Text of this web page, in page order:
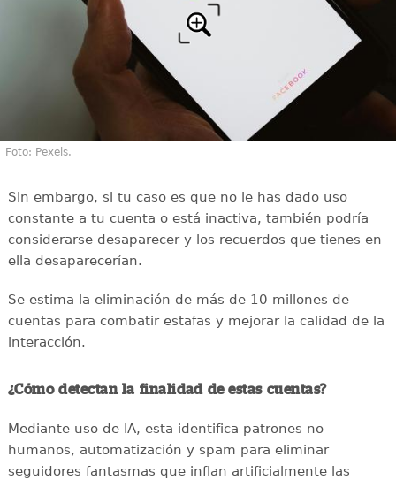
Foto: Pexels.
Sin embargo, si tu caso es que no le has dado uso
constante a tu cuenta o está inactiva, también podría
considerarse desaparecer y los recuerdos que tienes en
ella desaparecerían.
Se estima la eliminación de más de 10 millones de
cuentas para combatir estafas y mejorar la calidad de la
interacción.
¿Cómo detectan la finalidad de estas cuentas?
Mediante uso de IA, esta identifica patrones no
humanos, automatización y spam para eliminar
seguidores fantasmas que inflan artificialmente las